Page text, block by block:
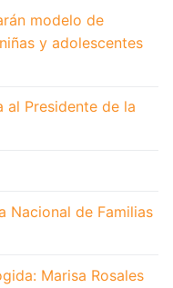
modelo de
y adolescentes
al Presidente de la
Nacional de Familias
Marisa Rosales